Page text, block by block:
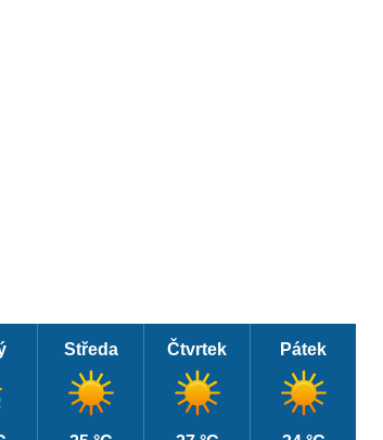
Středa Čtvrtek Pátek